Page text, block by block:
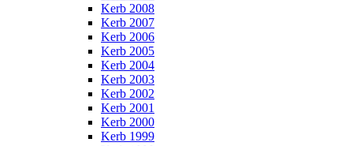
Kerb 2008
Kerb 2007
Kerb 2006
Kerb 2005
Kerb 2004
Kerb 2003
Kerb 2002
Kerb 2001
Kerb 2000
Kerb 1999